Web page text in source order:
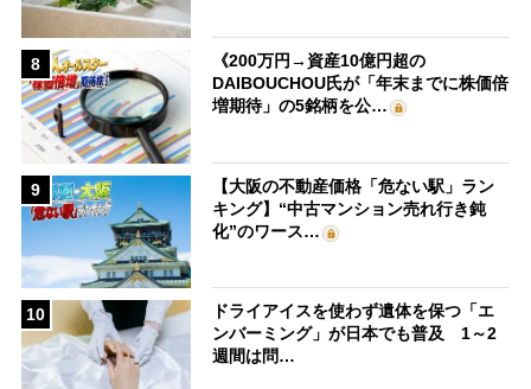
8
《200万円→資産10億円超の
DAIBOUCHOU氏が「年末までに株価倍
増期待」の5銘柄を公…
9
【大阪の不動産価格「危ない駅」ラン
キング】“中古マンション売れ行き鈍
化”のワース…
10
ドライアイスを使わず遺体を保つ「エ
ンバーミング」が日本でも普及 1～2
週間は問…